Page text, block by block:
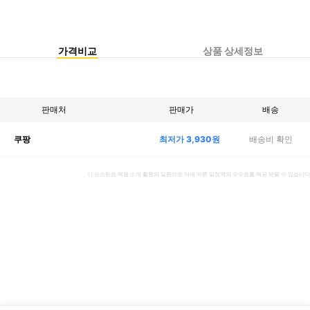
가격비교 상품 상세정보
판매처 판매가 배송
쿠팡 최저가3,930원 배송비 확인
이 포스팅은 제품 소개 활동의 일환으로 이에 따른 일정액의 수수료를 제공 받을 수 있습니다